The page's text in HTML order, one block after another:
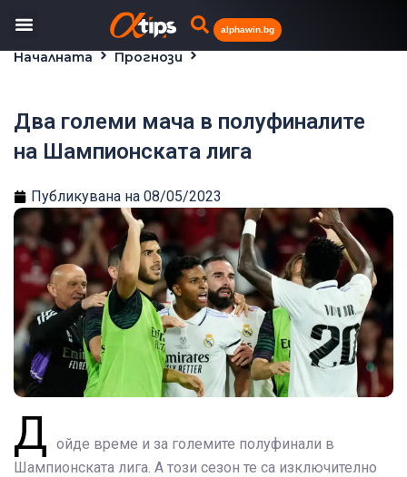
alphawin.bg
Началната
Прогнози
Два големи мача в полуфиналите
на Шампионската лига
Публикувана на 08/05/2023
Д ойде време и за големите полуфинали в
Шампионската лига. А този сезон те са изключително